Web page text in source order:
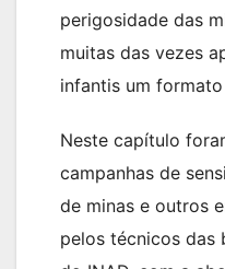
perigosidade das
muitas das vezes
infantis um
Neste capítulo
campanhas de
de minas e outros
pelos técnicos das